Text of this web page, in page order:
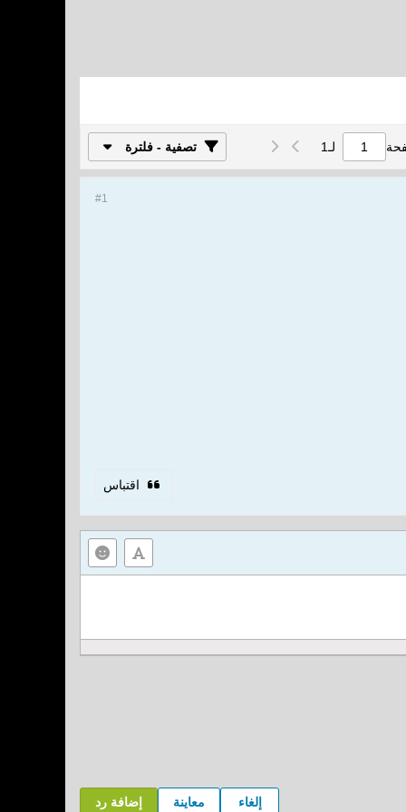
لـ1 تصفية - فلترة
#1
اقتباس
إضافة رد معاينة إلغاء